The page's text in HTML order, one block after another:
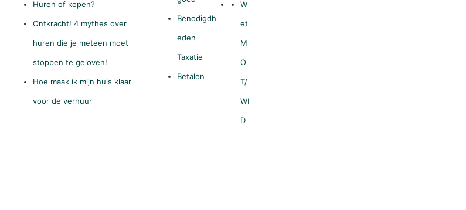
Huren of kopen?
Ontkracht! 4 mythes over
huren die je meteen moet
stoppen te geloven!
Hoe maak ik mijn huis klaar
voor de verhuur
Benodigdh
eden
Taxatie
Betalen
W
et
M
O
T/
WI
D